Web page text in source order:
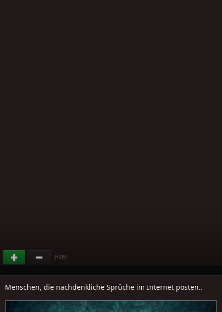
(+26)
Menschen, die nachdenkliche Sprüche im Internet posten..